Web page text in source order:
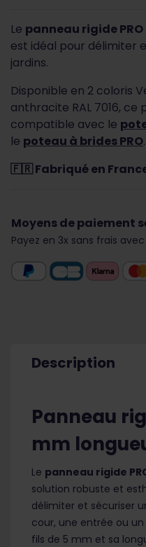
Le panneau rigide PRO
est idéal pour délimiter
jardins.
Disponible en 2 coloris
anthracite RAL 7016, ce
compatible avec le
le poteau à brides PRO.
🇫🇷 Fabriqué en
Moyens de paiement
Payez en 3x sans frais
Description
Panneau
mm
Le panneau rigide
solution robuste et
délimiter et sécuriser
cour, une entrée ou
fils de 5 mm et sa